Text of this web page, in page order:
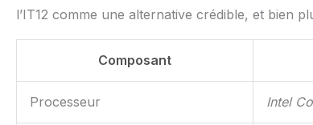
l’IT12 comme une alternative crédible, et bien
Composant
Processeur Intel